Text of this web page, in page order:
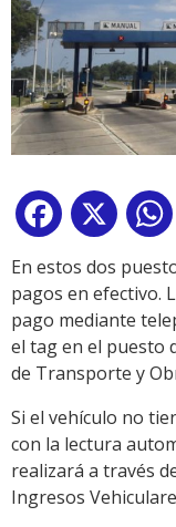
Facebook
X
En estos dos
pagos en efectivo.
pago mediante
el tag en el puesto
de Transporte y
Si el vehículo no
con la lectura
realizará a través
Ingresos